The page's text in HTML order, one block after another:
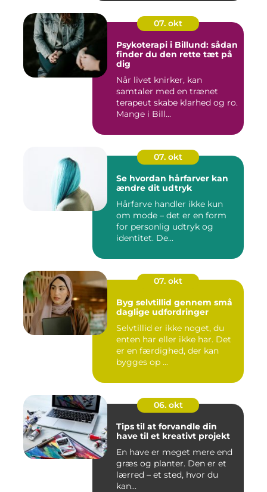
07. okt
Psykoterapi i Billund: sådan
finder du den rette tæt på
dig
Når livet knirker, kan
samtaler med en trænet
terapeut skabe klarhed og ro.
Mange i Bill...
07. okt
Se hvordan hårfarver kan
ændre dit udtryk
Hårfarve handler ikke kun
om mode – det er en form
for personlig udtryk og
identitet. De...
07. okt
Byg selvtillid gennem små
daglige udfordringer
Selvtillid er ikke noget, du
enten har eller ikke har. Det
er en færdighed, der kan
bygges op ...
06. okt
Tips til at forvandle din
have til et kreativt projekt
En have er meget mere end
græs og planter. Den er et
lærred – et sted, hvor du
kan...